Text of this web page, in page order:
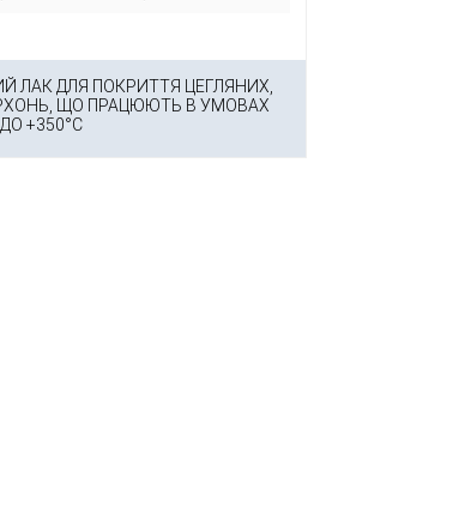
ЛАК ДЛЯ ПОКРИТТЯ ЦЕГЛЯНИХ,
ЩО ПРАЦЮЮТЬ В УМОВАХ
+350°С